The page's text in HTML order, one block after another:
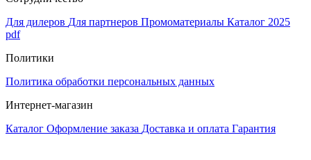
Для дилеров Для партнеров Промоматериалы Каталог 2025
pdf
Политики
Политика обработки персональных данных
Интернет-магазин
Каталог Оформление заказа Доставка и оплата Гарантия